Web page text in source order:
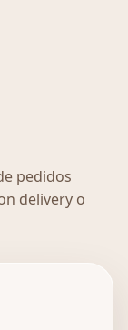
pedidos
delivery o